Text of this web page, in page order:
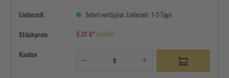
Lieferzeit Sofort verfügbar, Lieferzeit: 1-3 Tage
Stückpreis 5,12 €*6,40 €*
Kaufen